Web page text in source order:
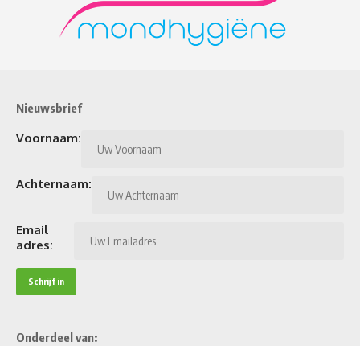
Nieuwsbrief
Voornaam:
Achternaam:
Email
adres:
Onderdeel van: